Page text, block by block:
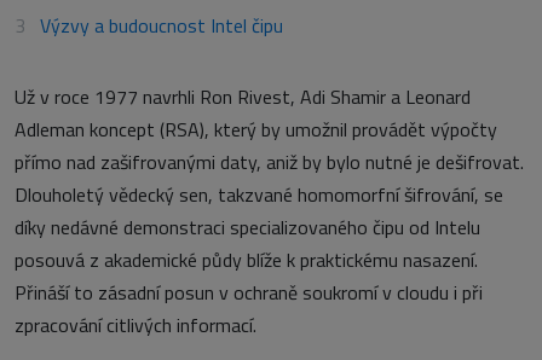
Výzvy a budoucnost Intel čipu
Už v roce 1977 navrhli Ron Rivest, Adi Shamir a Leonard
Adleman koncept (RSA), který by umožnil provádět výpočty
přímo nad zašifrovanými daty, aniž by bylo nutné je dešifrovat.
Dlouholetý vědecký sen, takzvané homomorfní šifrování, se
díky nedávné demonstraci specializovaného čipu od Intelu
posouvá z akademické půdy blíže k praktickému nasazení.
Přináší to zásadní posun v ochraně soukromí v cloudu i při
zpracování citlivých informací.